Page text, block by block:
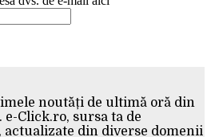
noutăți de ultimă oră din
Click.ro, sursa ta de
din diverse domenii